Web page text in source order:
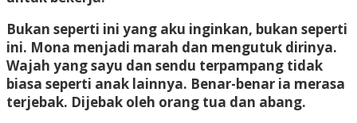
Bukan seperti ini yang aku inginkan, bukan seperti
ini. Mona menjadi marah dan mengutuk dirinya.
Wajah yang sayu dan sendu terpampang tidak
biasa seperti anak lainnya. Benar-benar ia merasa
terjebak. Dijebak oleh orang tua dan abang.